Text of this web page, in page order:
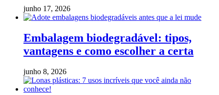
junho 17, 2026
Embalagem biodegradável: tipos,
vantagens e como escolher a certa
junho 8, 2026